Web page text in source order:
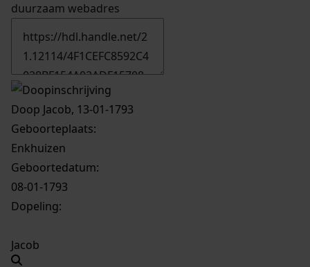
duurzaam webadres
Doop Jacob, 13-01-1793
Geboorteplaats:
Enkhuizen
Geboortedatum:
08-01-1793
Dopeling:
Jacob